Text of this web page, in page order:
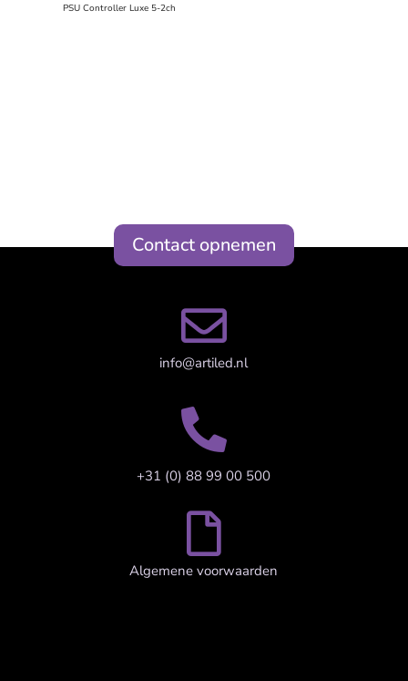
PSU Controller Luxe 5-2ch
Contact opnemen

info@artiled.nl

+31 (0) 88 99 00 500

Algemene voorwaarden